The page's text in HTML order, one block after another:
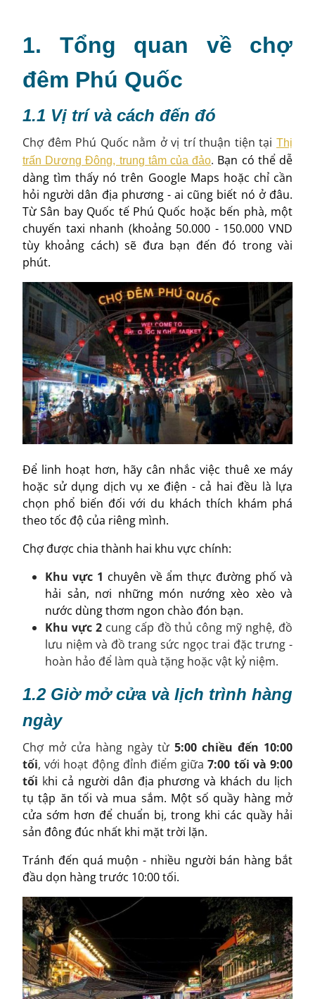
1. Tổng quan về chợ
đêm Phú Quốc
1.1 Vị trí và cách đến đó
Chợ đêm Phú Quốc nằm ở vị trí thuận tiện tại Thị
trấn Dương Đông, trung tâm của đảo. Bạn có thể dễ
dàng tìm thấy nó trên Google Maps hoặc chỉ cần
hỏi người dân địa phương - ai cũng biết nó ở đâu.
Từ Sân bay Quốc tế Phú Quốc hoặc bến phà, một
chuyến taxi nhanh (khoảng 50.000 - 150.000 VND
tùy khoảng cách) sẽ đưa bạn đến đó trong vài
phút.
Để linh hoạt hơn, hãy cân nhắc việc thuê xe máy
hoặc sử dụng dịch vụ xe điện - cả hai đều là lựa
chọn phổ biến đối với du khách thích khám phá
theo tốc độ của riêng mình.
Chợ được chia thành hai khu vực chính:
Khu vực 1 chuyên về ẩm thực đường phố và
hải sản, nơi những món nướng xèo xèo và
nước dùng thơm ngon chào đón bạn.
Khu vực 2 cung cấp đồ thủ công mỹ nghệ, đồ
lưu niệm và đồ trang sức ngọc trai đặc trưng -
hoàn hảo để làm quà tặng hoặc vật kỷ niệm.
1.2 Giờ mở cửa và lịch trình hàng
ngày
Chợ mở cửa hàng ngày từ 5:00 chiều đến 10:00
tối, với hoạt động đỉnh điểm giữa7:00 tối và 9:00
tối khi cả người dân địa phương và khách du lịch
tụ tập ăn tối và mua sắm. Một số quầy hàng mở
cửa sớm hơn để chuẩn bị, trong khi các quầy hải
sản đông đúc nhất khi mặt trời lặn.
Tránh đến quá muộn - nhiều người bán hàng bắt
đầu dọn hàng trước 10:00 tối.